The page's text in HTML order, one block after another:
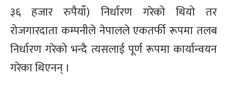
३६ हजार रुपैयाँ) निर्धारण गरेको थियो तर
रोजगारदाता कम्पनीले नेपालले एकतर्फी रूपमा तलब
निर्धारण गरेको भन्दै त्यसलाई पूर्ण रूपमा कार्यान्वयन
गरेका थिएनन् ।